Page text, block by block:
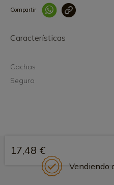
Compartir
Características
Cachas
Seguro
17,48 €
Vendiendo